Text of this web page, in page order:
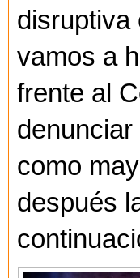
disruptiva
vamos a
frente al
como
después